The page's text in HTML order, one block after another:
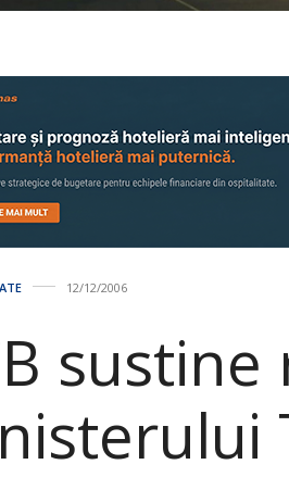
12/12/2006